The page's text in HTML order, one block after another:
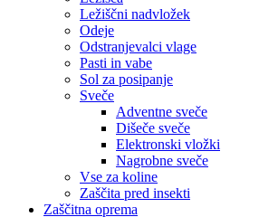
Ležiščni nadvložek
Odeje
Odstranjevalci vlage
Pasti in vabe
Sol za posipanje
Sveče
Adventne sveče
Dišeče sveče
Elektronski vložki
Nagrobne sveče
Vse za koline
Zaščita pred insekti
Zaščitna oprema